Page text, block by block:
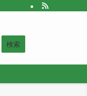
検索